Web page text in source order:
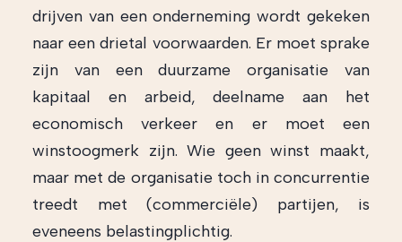
drijven van een onderneming wordt gekeken
naar een drietal voorwaarden. Er moet sprake
zijn van een duurzame organisatie van
kapitaal en arbeid, deelname aan het
economisch verkeer en er moet een
winstoogmerk zijn. Wie geen winst maakt,
maar met de organisatie toch in concurrentie
treedt met (commerciële) partijen, is
eveneens belastingplichtig.